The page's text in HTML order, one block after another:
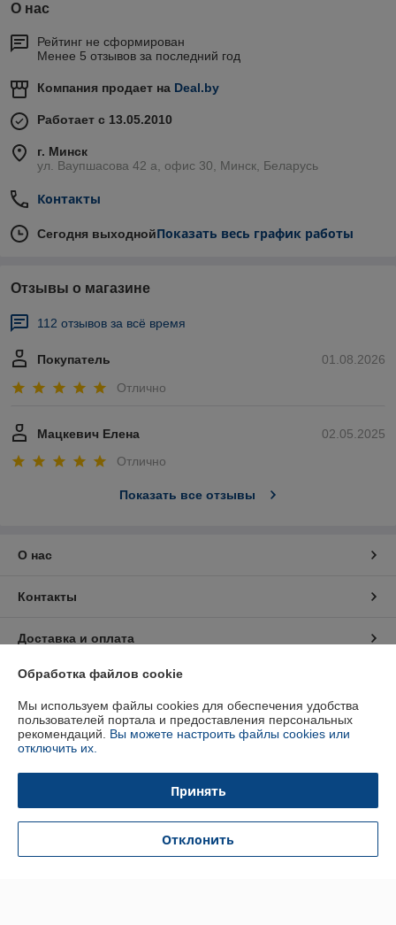
О нас
Рейтинг не сформирован
Менее 5 отзывов за последний год
Компания продает на Deal.by
Работает с 13.05.2010
г. Минск
ул. Ваупшасова 42 а, офис 30, Минск, Беларусь
Контакты
Сегодня выходнойПоказать весь график работы
Отзывы о магазине
112 отзывов за всё время
01.08.2026
Покупатель
Отлично
02.05.2025
Мацкевич Елена
Отлично
Показать все отзывы
О нас
Контакты
Доставка и оплата
График работы
Полная версия сайта
Сайт создан на платформе Deal.by
Обработка файлов cookie
Мы используем файлы cookies для обеспечения удобства
пользователей портала и предоставления персональных
рекомендаций. Вы можете настроить файлы cookies или
отключить их.
Принять
Отклонить